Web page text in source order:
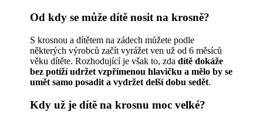
Od kdy se může dítě nosit na krosně?
S krosnou a dítětem na zádech můžete podle
některých výrobců začít vyrážet ven už od 6 měsíců
věku dítěte. Rozhodující je však to, zdadítě dokáže
bez potíží udržet vzpřímenou hlavičku a mělo by se
umět samo posadit a vydržet delší dobu sedět.
Kdy už je dítě na krosnu moc velké?